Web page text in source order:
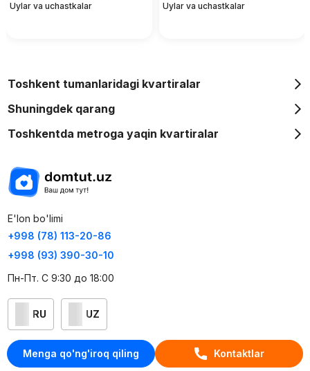
Menga qo'ng'iroq qiling Kontaktlar
Uylar va uchastkalar Uylar va uchastkalar
Toshkent tumanlaridagi kvartiralar
Shuningdek qarang
Toshkentda metroga yaqin kvartiralar
E'lon bo'limi
+998 (78) 113-20-86
+998 (93) 390-30-10
Пн-Пт. С 9:30 до 18:00
RU UZ
Kontaktlar